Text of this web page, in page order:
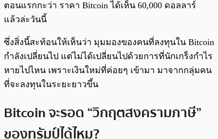
ตอนแรกกะว่า ราคา Bitcoin ได้เห็น 60,000 ดอลลาร์
แล้วล่ะวันนี้
ซึ่งสิ่งนี้สะท้อนให้เห็นว่า มุมมองของคนที่ลงทุนใน Bitcoin
กำลังเปลี่ยนไป แต่ไม่ได้เปลี่ยนไปด้วยการที่นักเกร็งกำไร
หายไปไหน เพราะเงินใหม่ที่ค่อยๆ เข้ามา มาจากกลุ่มคน
ที่จะลงทุนในระยะยาวขึ้น
Bitcoin จะรอด “วิกฤตสงครามภาษี”
ของทรัมป์ได้ไหม?